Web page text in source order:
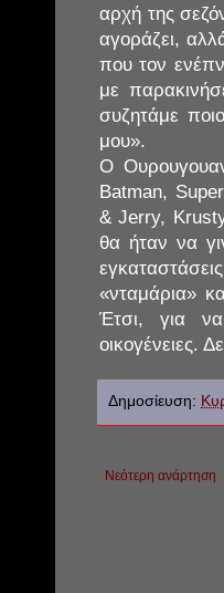
αρχή της
αγοράζει,
που τον
με
συζητάμε
μου».
Ο
Batman,
& Jerry,
θα ήταν να
«νταμάρια»
Έτσι, για
οικογένειες.
Δημοσίευση:
Νεότερη ανάρτηση